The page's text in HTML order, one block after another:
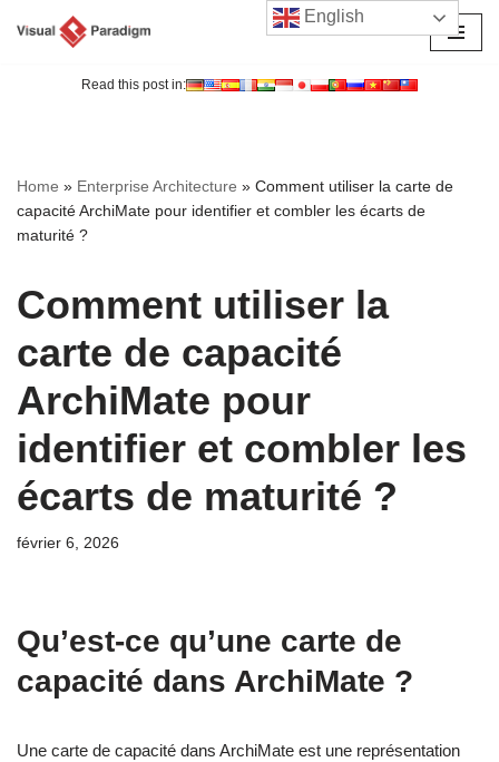
Read this post in:
Home » Enterprise Architecture » Comment utiliser la carte de
capacité ArchiMate pour identifier et combler les écarts de
maturité ?
Comment utiliser la
carte de capacité
ArchiMate pour
identifier et combler les
écarts de maturité ?
février 6, 2026
Qu’est-ce qu’une carte de
capacité dans ArchiMate ?
Une carte de capacité dans ArchiMate est une représentation
English